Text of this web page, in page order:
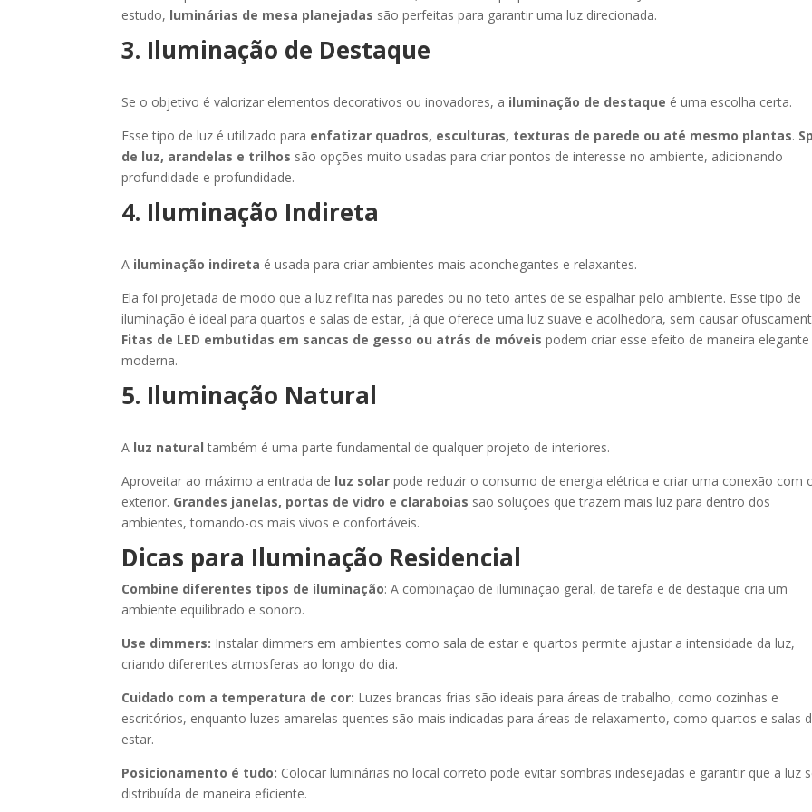
estudo, luminárias de mesa planejadas são perfeitas para garantir uma luz direcionada.
3. Iluminação de Destaque
Se o objetivo é valorizar elementos decorativos ou inovadores, a iluminação de destaque é uma escolha certa.
Esse tipo de luz é utilizado para enfatizar quadros, esculturas, texturas de parede ou até mesmo plantas.
de luz, arandelas e trilhos são opções muito usadas para criar pontos de interesse no ambiente, adicionando
profundidade e profundidade.
4. Iluminação Indireta
A iluminação indireta é usada para criar ambientes mais aconchegantes e relaxantes.
Ela foi projetada de modo que a luz reflita nas paredes ou no teto antes de se espalhar pelo ambiente. Esse tipo de
iluminação é ideal para quartos e salas de estar, já que oferece uma luz suave e acolhedora, sem causar
Fitas de LED embutidas em sancas de gesso ou atrás de móveis podem criar esse efeito de maneira elegante
moderna.
5. Iluminação Natural
A luz natural também é uma parte fundamental de qualquer projeto de interiores.
Aproveitar ao máximo a entrada de luz solar pode reduzir o consumo de energia elétrica e criar uma conexão com
exterior. Grandes janelas, portas de vidro e claraboias são soluções que trazem mais luz para dentro dos
ambientes, tornando-os mais vivos e confortáveis.
Dicas para Iluminação Residencial
Combine diferentes tipos de iluminação: A combinação de iluminação geral, de tarefa e de destaque cria um
ambiente equilibrado e sonoro.
Use dimmers: Instalar dimmers em ambientes como sala de estar e quartos permite ajustar a intensidade da luz,
criando diferentes atmosferas ao longo do dia.
Cuidado com a temperatura de cor: Luzes brancas frias são ideais para áreas de trabalho, como cozinhas e
escritórios, enquanto luzes amarelas quentes são mais indicadas para áreas de relaxamento, como quartos e salas
estar.
Posicionamento é tudo: Colocar luminárias no local correto pode evitar sombras indesejadas e garantir que a luz
distribuída de maneira eficiente.